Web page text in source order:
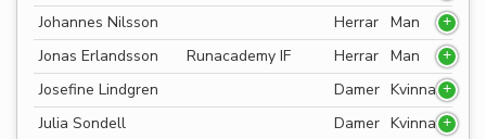
Johannes Nilsson
Herrar Man
Jonas Erlandsson
Runacademy IF Herrar Man
Josefine Lindgren
Damer Kvinna
Julia Sondell
Damer Kvinna